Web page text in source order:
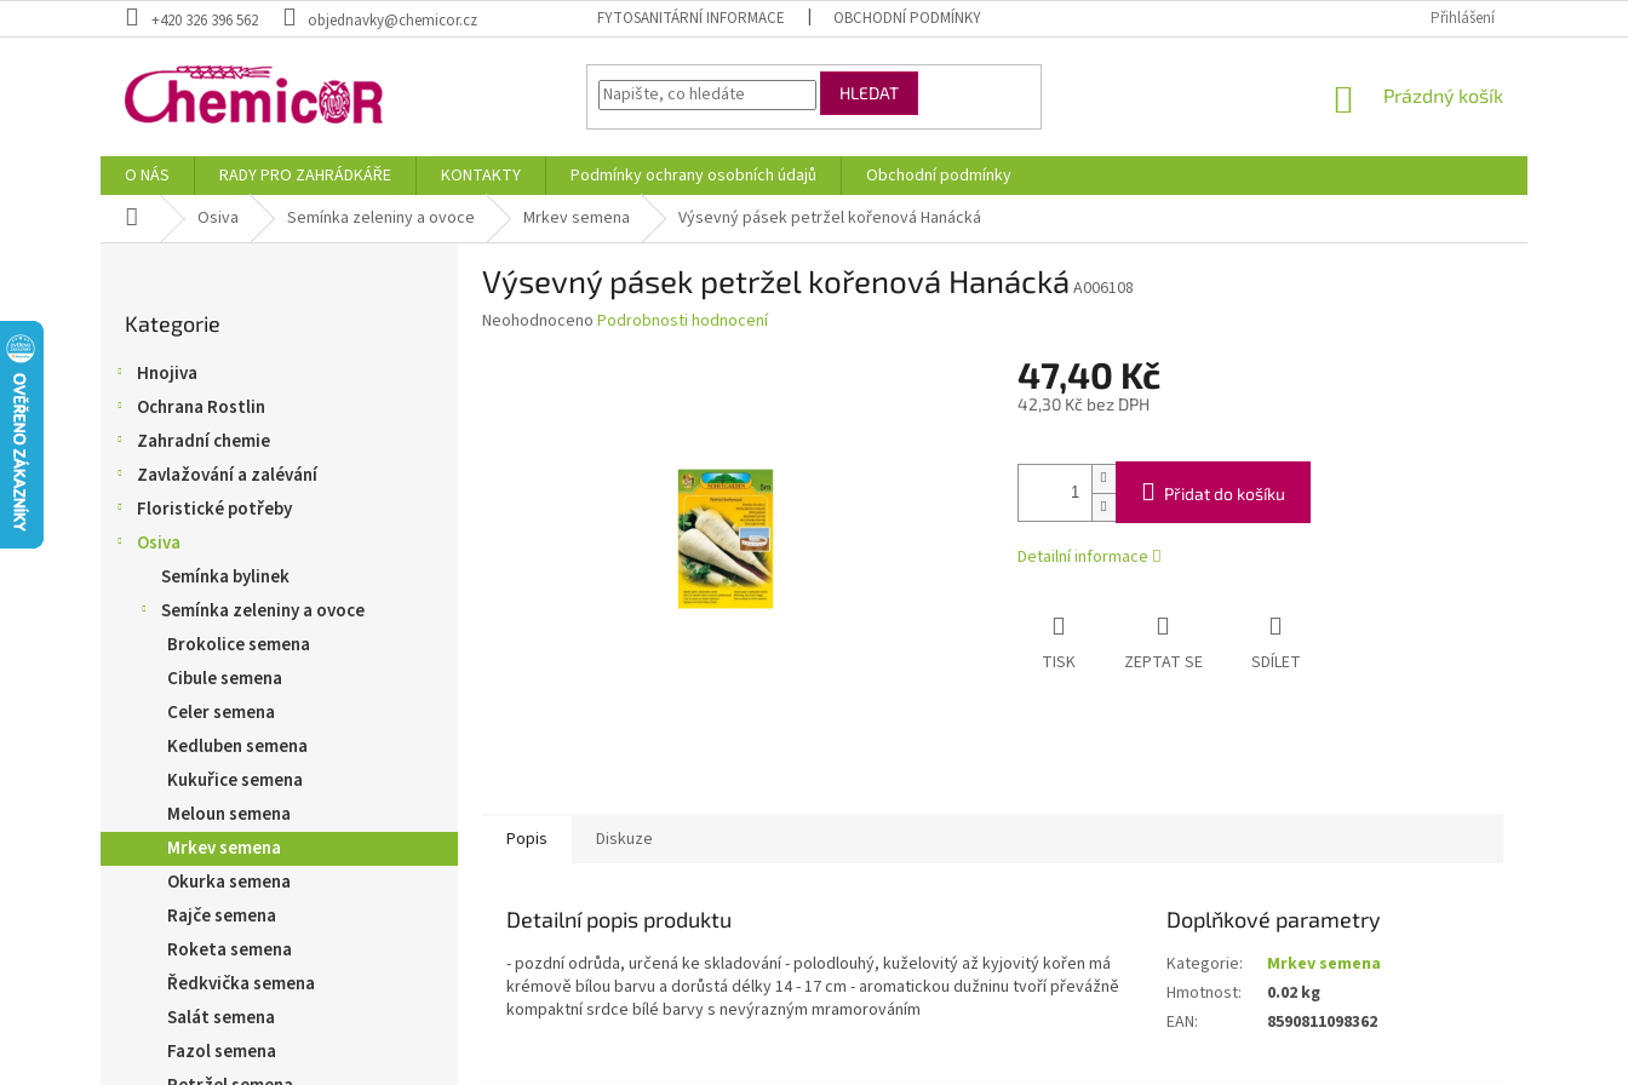
na
+420 326 396 562 objednavky@chemicor.cz FYTOSANITÁRNÍ INFORMACE OBCHODNÍ PODMÍNKY Přihlášení
HLEDAT
NÁKUPNÍ
Prázdný košík
O NÁS RADY PRO ZAHRÁDKÁŘE KONTAKTY Podmínky ochrany osobních údajů
Obchodní podmínky
Domů Osiva Semínka zeleniny a ovoce Mrkev semena Výsevný pásek petržel kořenová Hanácká
kategorie
Kategorie
Hnojiva
Ochrana Rostlin
Zahradní chemie
Zavlažování a zalévání
Floristické potřeby
Osiva
Semínka bylinek
Semínka zeleniny a ovoce
Brokolice semena
Cibule semena
Celer semena
Kedluben semena
Kukuřice semena
Meloun semena
Mrkev semena
Okurka semena
Rajče semena
Roketa semena
Ředkvička semena
Salát semena
Fazol semena
Výsevný pásek petržel kořenová Hanácká A006108
Průměrné
Neohodnoceno Podrobnosti hodnocení
47,40 Kč
42,30 Kč bez DPH
cena:
Přidat do košíku
Detailní informace
TISK ZEPTAT SE SDÍLET
Popis Diskuze
Detailní popis produktu
- pozdní odrůda, určená ke skladování - polodlouhý, kuželovitý až kyjovitý kořen má
krémově bílou barvu a dorůstá délky 14 - 17 cm - aromatickou dužninu tvoří převážně
kompaktní srdce bílé barvy s nevýrazným mramorováním
Doplňkové parametry
Kategorie:
Mrkev semena
Hmotnost:
0.02 kg
EAN: 8590811098362